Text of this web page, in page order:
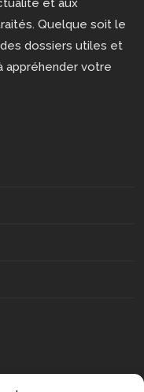
et aux
Quelque soit le
dossiers utiles et
appréhender votre